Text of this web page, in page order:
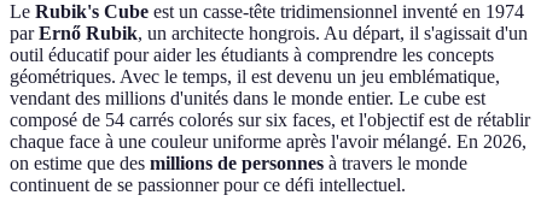
Le Rubik's Cube est un casse-tête tridimensionnel inventé en 1974
parErnő Rubik, un architecte hongrois. Au départ, il s'agissait d'un
outil éducatif pour aider les étudiants à comprendre les concepts
géométriques. Avec le temps, il est devenu un jeu emblématique,
vendant des millions d'unités dans le monde entier. Le cube est
composé de 54 carrés colorés sur six faces, et l'objectif est de rétablir
chaque face à une couleur uniforme après l'avoir mélangé. En 2026,
on estime que des millions de personnes à travers le monde
continuent de se passionner pour ce défi intellectuel.